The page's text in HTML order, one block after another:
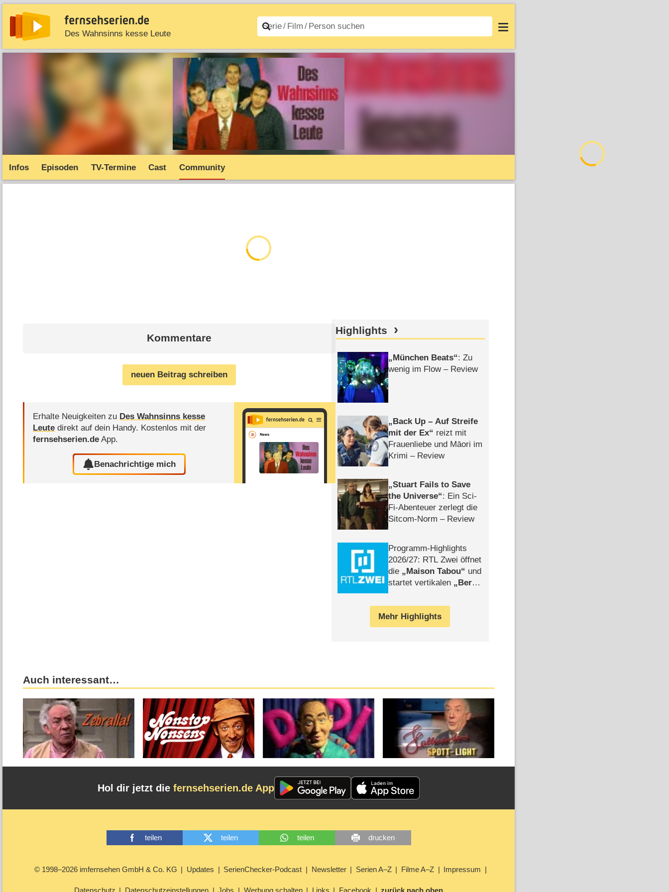
Des Wahnsinns kesse Leute
News Entdecken Streaming TV-Starts Filme A–Z Login
Infos Episoden TV-Termine Cast Community
Kommentare
neuen Beitrag schreiben
Erhalte Neuigkeiten zu Des Wahnsinns kesse
Leute direkt auf dein Handy. Kostenlos mit der
fernsehserien.de App.
Benachrichtige mich
Highlights
München Beats : Zu
wenig im Flow – Review
Back Up – Auf Streife
mit der Ex
reizt mit
Frauenliebe und Māori im
Krimi – Review
Stuart Fails to Save
the Universe : Ein Sci-
Fi-Abenteuer zerlegt die
Sitcom-Norm – Review
Programm-Highlights
2026/​27: RTL Zwei öffnet
die
Maison Tabou
und
startet vertikalen
Berlin
Mehr Highlights
Auch interessant…
Hol dir jetzt die fernsehserien.de App
teilen teilen teilen drucken
© 1998–2026 imfernsehen GmbH & Co. KG Updates SerienChecker-Podcast Newsletter Serien A–Z Filme A–Z Impressum